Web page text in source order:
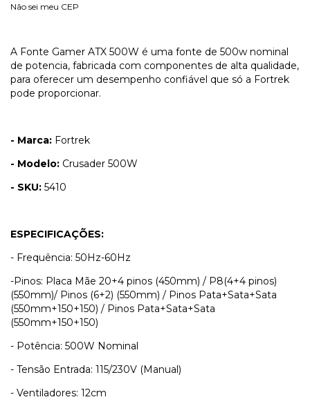
Não sei meu CEP
A Fonte Gamer ATX 500W é uma fonte de 500w nominal
de potencia, fabricada com componentes de alta qualidade,
para oferecer um desempenho confiável que só a Fortrek
pode proporcionar.
- Marca: Fortrek
- Modelo: Crusader 500W
- SKU: 5410
ESPECIFICAÇÕES:
- Frequência: 50Hz-60Hz
-Pinos: Placa Mãe 20+4 pinos (450mm) / P8(4+4 pinos)
(550mm)/ Pinos (6+2) (550mm) / Pinos Pata+Sata+Sata
(550mm+150+150) / Pinos Pata+Sata+Sata
(550mm+150+150)
- Potência: 500W Nominal
- Tensão Entrada: 115/230V (Manual)
- Ventiladores: 12cm